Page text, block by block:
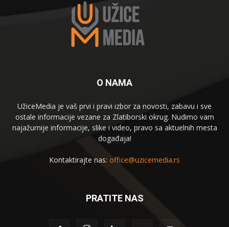
O NAMA
UžiceMedia je vaš prvi i pravi izbor za novosti, zabavu i sve
ostale informacije vezane za Zlatiborski okrug. Nudimo vam
najažurnije informacije, slike i video, pravo sa aktuelnih mesta
događaja!
Kontaktirajte nas: office@uzicemedia.rs
PRATITE NAS